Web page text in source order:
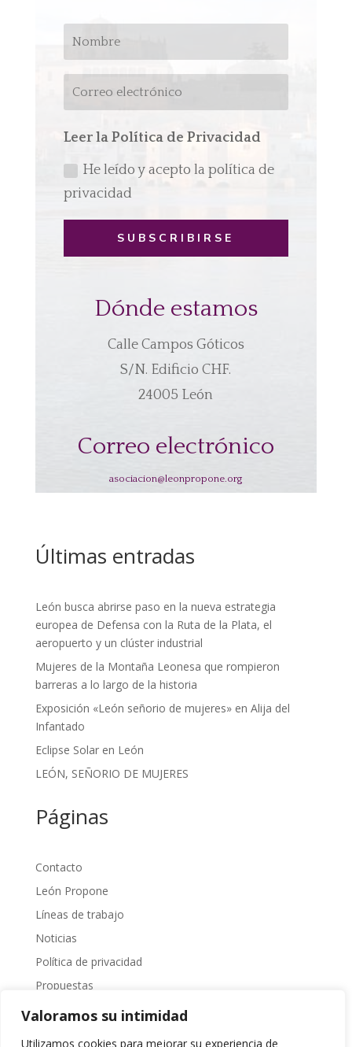
Valoramos su intimidad
Utilizamos cookies para mejorar su experiencia de
Leer la Política de Privacidad
He leído y acepto la política de
privacidad
SUBSCRIBIRSE
Dónde estamos
Calle Campos Góticos
S/N. Edificio CHF.
24005 León
Correo electrónico
asociacion@leonpropone.org
Últimas entradas
León busca abrirse paso en la nueva estrategia
europea de Defensa con la Ruta de la Plata, el
aeropuerto y un clúster industrial
Mujeres de la Montaña Leonesa que rompieron
barreras a lo largo de la historia
Exposición «León señorio de mujeres» en Alija del
Infantado
Eclipse Solar en León
LEÓN, SEÑORIO DE MUJERES
Páginas
Contacto
León Propone
Líneas de trabajo
Noticias
Política de privacidad
Propuestas
Sobre Nosotros